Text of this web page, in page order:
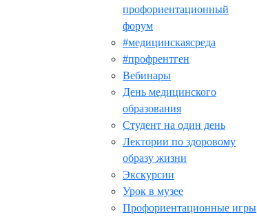
профориентационный
форум
#медицинскаясреда
#профрентген
Вебинары
День медицинского
образования
Студент на один день
Лектории по здоровому
образу жизни
Экскурсии
Урок в музее
Профориентационные игры